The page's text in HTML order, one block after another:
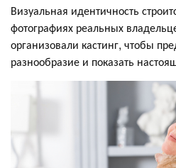
Визуальная идентичность
фотографиях реальных
организовали кастинг, чтобы
разнообразие и показать